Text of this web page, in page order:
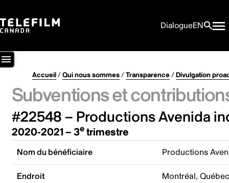
DialogueEN
Accueil/Qui nous sommes/Transparence/Divulgation
Subventions et
#22548 – Productions Avenida
2020-2021 – 3etrimestre
Nom du bénéficiaire Productions
Endroit Montréal,